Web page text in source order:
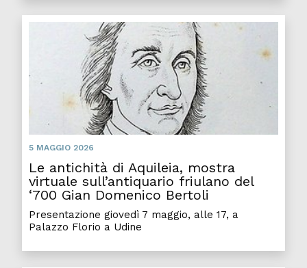
5 MAGGIO 2026
Le antichità di Aquileia, mostra
virtuale sull’antiquario friulano del
‘700 Gian Domenico Bertoli
Presentazione giovedì 7 maggio, alle 17, a
Palazzo Florio a Udine